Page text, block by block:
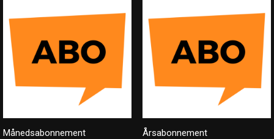
Månedsabonnement Årsabonnement